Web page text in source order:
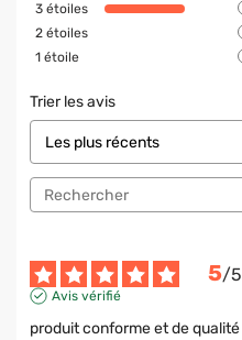
3 étoiles
2 étoiles
1 étoile
Trier les avis
5/5
Avis vérifié
produit conforme et de qualité